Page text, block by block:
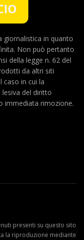
in quanto
Non può pertanto
della legge n. 62 del
da altri siti
caso in cui la
del diritto
immediata rimozione.
presenti su questo sito
la riproduzione mediante